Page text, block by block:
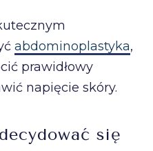
abdominoplastyka,
prawidłowy
napięcie skóry.
się